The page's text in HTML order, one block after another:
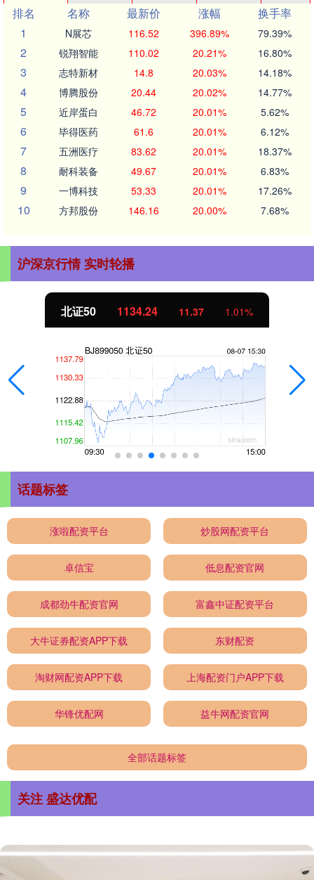
排名
名称 最新价 涨幅
换手率
1
N展芯 116.52 396.89% 79.39%
2 锐翔智能 110.02 20.21% 16.80%
3 志特新材 14.8 20.03% 14.18%
4 博腾股份 20.44 20.02% 14.77%
5 近岸蛋白 46.72 20.01% 5.62%
6 毕得医药 61.6 20.01% 6.12%
7 五洲医疗 83.62 20.01% 18.37%
8 耐科装备 49.67 20.01% 6.83%
9 一博科技 53.33 20.01% 17.26%
10 方邦股份 146.16 20.00% 7.68%
沪深京行情 实时轮播
北证50 1134.24 11.37 1.01%
话题标签
涨啦配资平台 炒股网配资平台
卓信宝 低息配资官网
成都劲牛配资官网 富鑫中证配资平台
大牛证券配资APP下载 东财配资
淘财网配资APP下载 上海配资门户APP下载
华锋优配网 益牛网配资官网
全部话题标签
关注 盛达优配